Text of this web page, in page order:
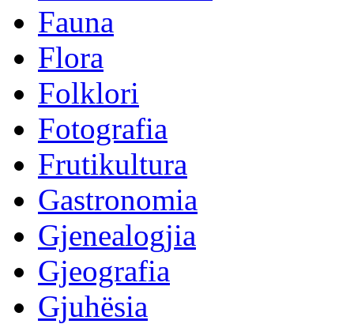
Fauna
Flora
Folklori
Fotografia
Frutikultura
Gastronomia
Gjenealogjia
Gjeografia
Gjuhësia